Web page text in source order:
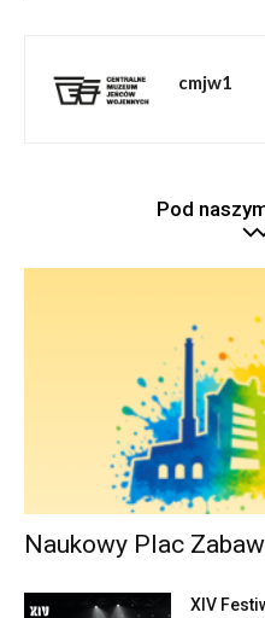
cmjw1
Pod
Naukowy Plac
XIV